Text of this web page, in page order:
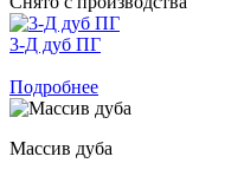
3-Д дуб ПГ
Подробнее
Массив дуба